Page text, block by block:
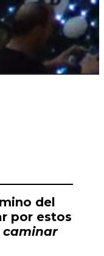
del
por estos
caminar